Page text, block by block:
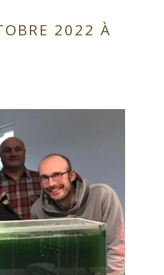
2022 À